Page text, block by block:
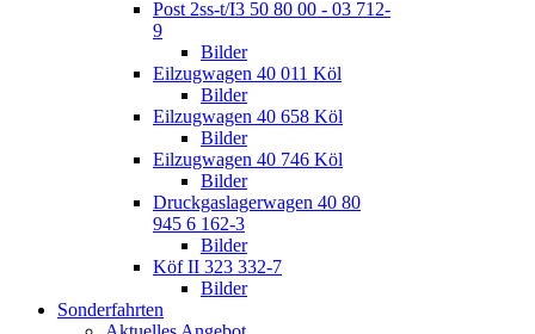
Post 2ss-t/I3 50 80 00 - 03 712-
9
Bilder
Eilzugwagen 40 011 Köl
Bilder
Eilzugwagen 40 658 Köl
Bilder
Eilzugwagen 40 746 Köl
Bilder
Druckgaslagerwagen 40 80
945 6 162-3
Bilder
Köf II 323 332-7
Bilder
Sonderfahrten